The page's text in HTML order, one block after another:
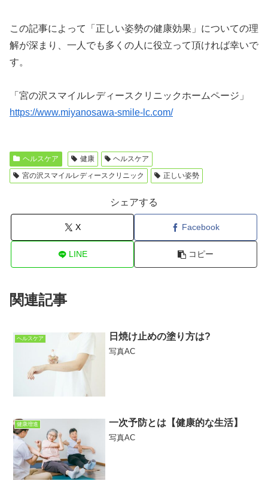
この記事によって「正しい姿勢の健康効果」についての理
解が深まり、一人でも多くの人に役立って頂ければ幸いで
す。
「宮の沢スマイルレディースクリニックホームページ」
https://www.miyanosawa-smile-lc.com/
ヘルスケア 健康
ヘルスケア
宮の沢スマイルレディースクリニック
正しい姿勢
シェアする
X Facebook
LINE コピー
関連記事
ヘルスケア 日焼け止めの塗り方は?
写真AC
健康増進 一次予防とは【健康的な生活】
写真AC